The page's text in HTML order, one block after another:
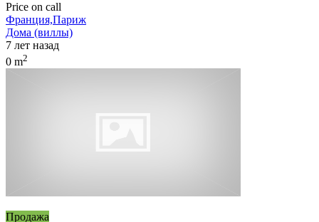
Price on call
Франция,Париж
Дома (виллы)
7 лет назад
0 m2
Продажа